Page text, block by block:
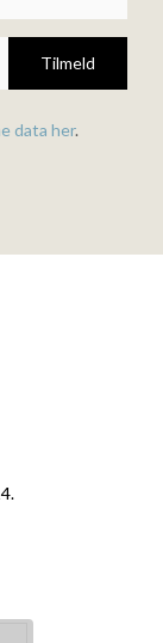
Tilmeld
data her.